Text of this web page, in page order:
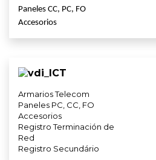
Paneles CC, PC, FO
Accesorios
Armarios Telecom
Paneles PC, CC, FO
Accesorios
Registro Terminación de
Red
Registro Secundário